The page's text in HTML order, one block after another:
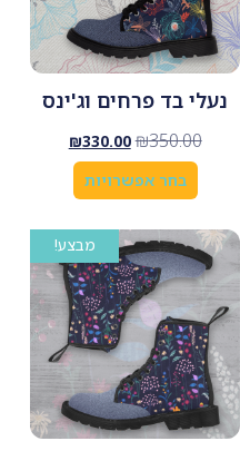
נעלי בד פרחים וג'ינס
₪350.00
₪330.00
בחר אפשרויות
מבצע!